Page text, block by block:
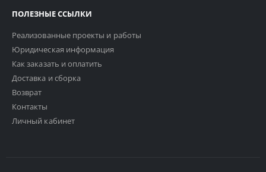
ПОЛЕЗНЫЕ ССЫЛКИ
Реализованные проекты и работы
Юридическая информация
Как заказать и оплатить
Доставка и сборка
Возврат
Контакты
Личный кабинет